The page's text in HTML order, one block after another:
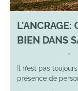
L’ANCRAGE:
BIEN DANS
•
Il n’est pas
présence de